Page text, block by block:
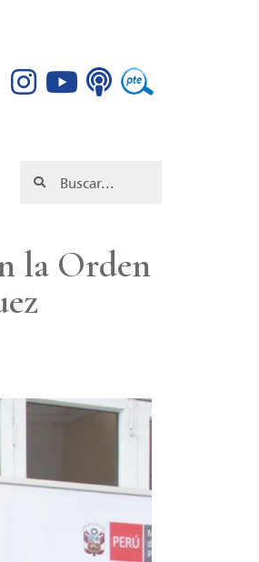
la Orden